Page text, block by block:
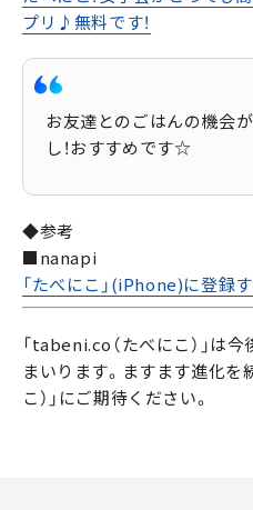
プリ♪無料です！
お友達とのごはんの機会
し！おすすめです☆
◆参考
■nanapi
「たべにこ」(iPhone)に登録
「tabeni.co（たべにこ）」は
まいります。ますます進化を
こ）」にご期待ください。